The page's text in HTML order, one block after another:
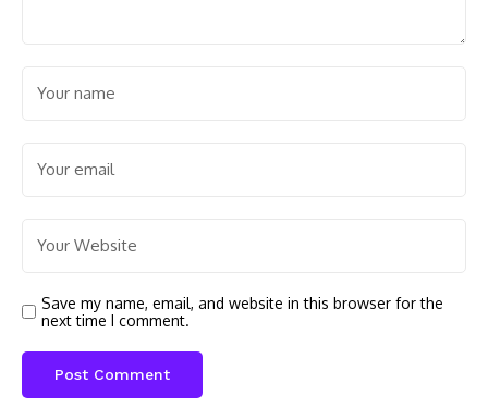
Save my name, email, and website in this browser for the
next time I comment.